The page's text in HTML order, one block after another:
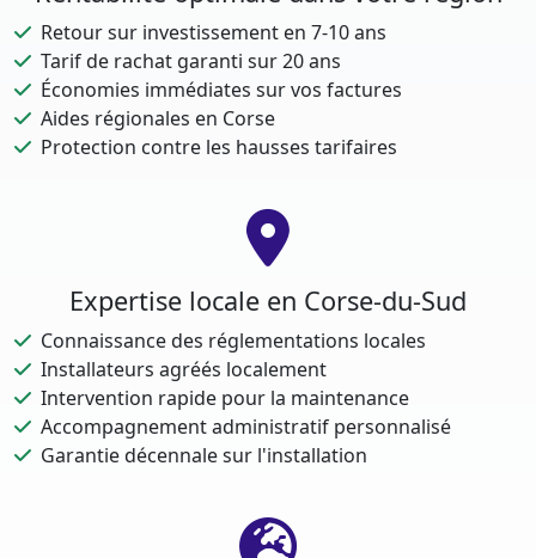
Retour sur investissement en 7-10 ans
Tarif de rachat garanti sur 20 ans
Économies immédiates sur vos factures
Aides régionales en Corse
Protection contre les hausses tarifaires
Expertise locale en Corse-du-Sud
Connaissance des réglementations locales
Installateurs agréés localement
Intervention rapide pour la maintenance
Accompagnement administratif personnalisé
Garantie décennale sur l'installation